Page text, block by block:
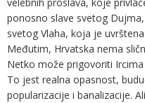
velebnih proslava, koje
ponosno slave svetog
svetog Vlaha, koja je
Međutim, Hrvatska nema
Netko može prigovoriti
To jest realna opasnost,
popularizacije i banalizacije.